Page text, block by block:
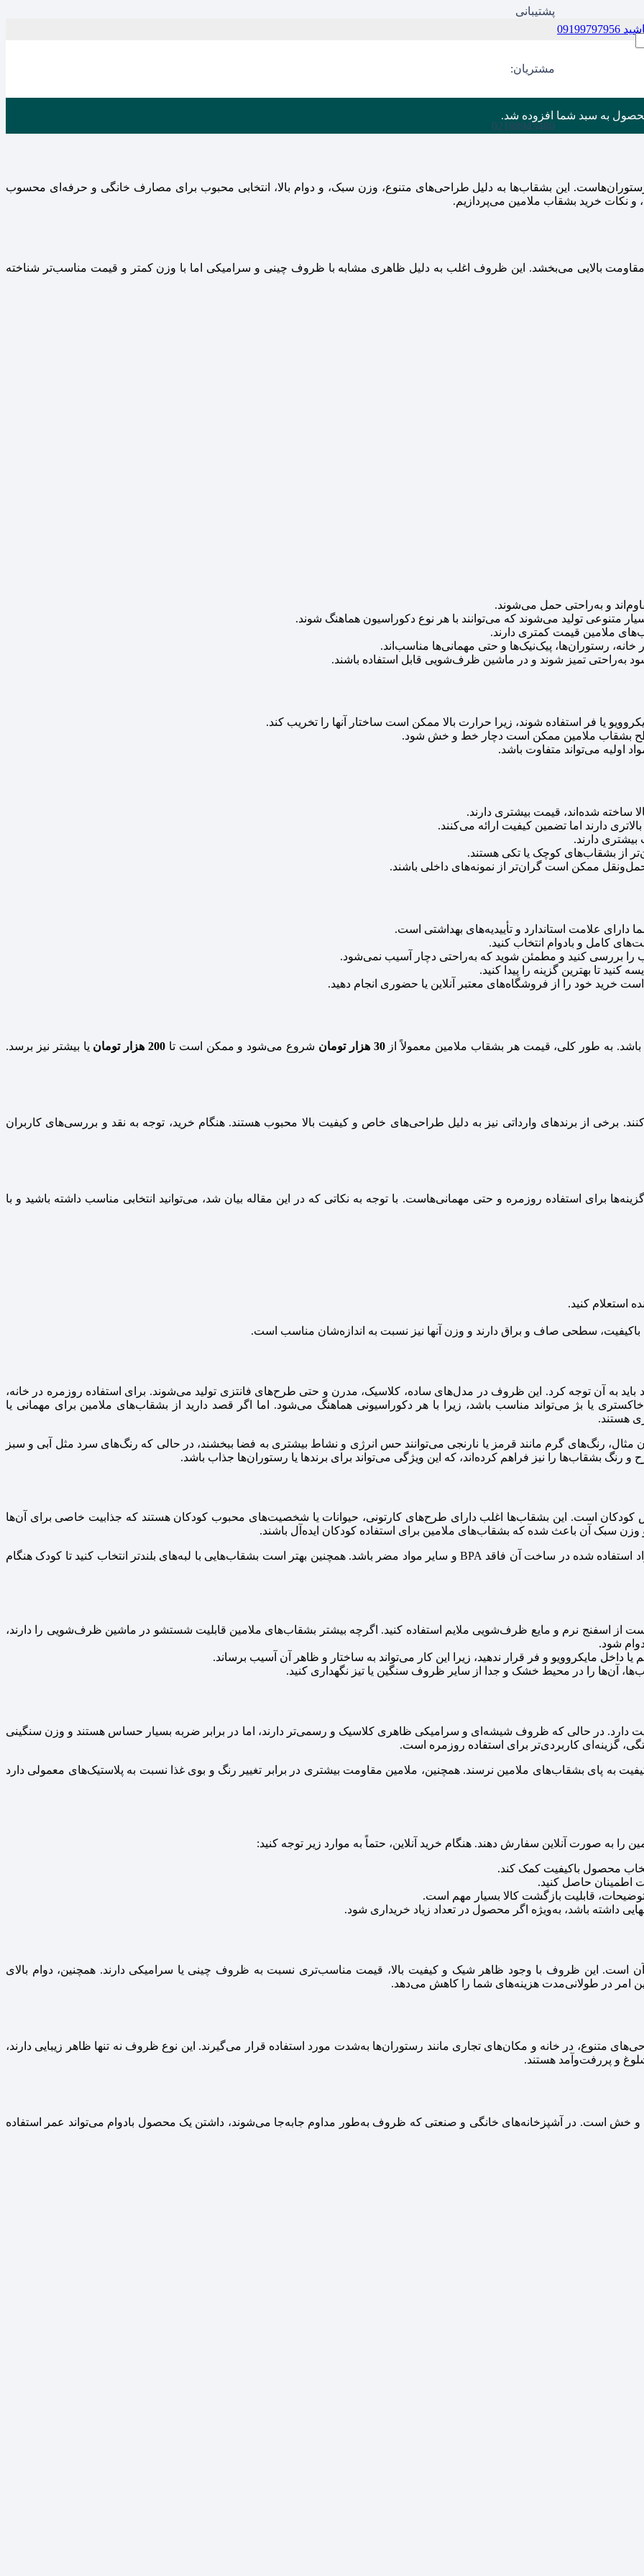
پشتیبانی
مشتریان:
02188943480
به سبد شما افزوده شد.
رستوران‌هاست. این بشقاب‌ها به دلیل طراحی‌های متنوع، وزن سبک، و دوام بالا، انتخابی محبوب برای مصارف خانگی و حرفه‌ای محسوب
و نکات خرید بشقاب ملامین می‌پردازیم.
بالایی می‌بخشد. این ظروف اغلب به دلیل ظاهری مشابه با ظروف چینی و سرامیکی اما با وزن کمتر و قیمت مناسب‌تر شناخته
و به‌راحتی حمل می‌شوند.
متنوعی تولید می‌شوند که می‌توانند با هر نوع دکوراسیون هماهنگ شوند.
ملامین قیمت کمتری دارند.
خانه، رستوران‌ها، پیک‌نیک‌ها و حتی مهمانی‌ها مناسب‌اند.
تمیز شوند و در ماشین ظرف‌شویی قابل استفاده باشند.
یا فر استفاده شوند، زیرا حرارت بالا ممکن است ساختار آنها را تخریب کند.
سطح بشقاب ملامین ممکن است دچار خط و خش شود.
اولیه می‌تواند متفاوت باشد.
ساخته شده‌اند، قیمت بیشتری دارند.
دارند اما تضمین کیفیت ارائه می‌کنند.
دارند.
از بشقاب‌های کوچک یا تکی هستند.
ممکن است گران‌تر از نمونه‌های داخلی باشند.
علامت استاندارد و تأییدیه‌های بهداشتی است.
کامل و بادوام انتخاب کنید.
را بررسی کنید و مطمئن شوید که به‌راحتی دچار آسیب نمی‌شود.
تا بهترین گزینه را پیدا کنید.
است خرید خود را از فروشگاه‌های معتبر آنلاین یا حضوری انجام دهید.
به طور کلی، قیمت هر بشقاب ملامین معمولاً از30 هزار تومان شروع می‌شود و ممکن است تا 200 هزار تومان
یا بیشتر نیز برسد.
برخی از برندهای وارداتی نیز به دلیل طراحی‌های خاص و کیفیت بالا محبوب هستند. هنگام خرید، توجه به نقد و بررسی‌های کاربران
برای استفاده روزمره و حتی مهمانی‌هاست. با توجه به نکاتی که در این مقاله بیان شد، می‌توانید انتخابی مناسب داشته باشید و با
استعلام کنید.
سطحی صاف و براق دارند و وزن آنها نیز نسبت به اندازه‌شان مناسب است.
به آن توجه کرد. این ظروف در مدل‌های ساده، کلاسیک، مدرن و حتی طرح‌های فانتزی تولید می‌شوند. برای استفاده روزمره در خانه،
یا بژ می‌تواند مناسب باشد، زیرا با هر دکوراسیونی هماهنگ می‌شود. اما اگر قصد دارید از بشقاب‌های ملامین برای مهمانی یا
هستند.
مثال، رنگ‌های گرم مانند قرمز یا نارنجی می‌توانند حس انرژی و نشاط بیشتری به فضا ببخشند، در حالی که رنگ‌های سرد مثل آبی و سبز
بشقاب‌ها را نیز فراهم کرده‌اند، که این ویژگی می‌تواند برای برندها یا رستوران‌ها جذاب باشد.
کودکان است. این بشقاب‌ها اغلب دارای طرح‌های کارتونی، حیوانات یا شخصیت‌های محبوب کودکان هستند که جذابیت خاصی برای آن‌ها
وزن سبک آن باعث شده که بشقاب‌های ملامین برای استفاده کودکان ایده‌آل باشند.
هنگام خرید بشقاب ملامین برای کودکان، اطمینان حاصل کنید که مواد استفاده شده در ساخت آن فاقد BPA و سایر مواد مضر باشد. همچنین بهتر است بشقاب‌هایی با لبه‌های بلندتر انتخاب کنید تا کودک هنگام
از اسفنج نرم و مایع ظرف‌شویی ملایم استفاده کنید. اگرچه بیشتر بشقاب‌های ملامین قابلیت شستشو در ماشین ظرف‌شویی را دارند،
شود.
مایکروویو و فر قرار ندهید، زیرا این کار می‌تواند به ساختار و ظاهر آن آسیب برساند.
آن‌ها را در محیط خشک و جدا از سایر ظروف سنگین یا تیز نگهداری کنید.
در حالی که ظروف شیشه‌ای و سرامیکی ظاهری کلاسیک و رسمی‌تر دارند، اما در برابر ضربه بسیار حساس هستند و وزن سنگینی
گزینه‌ای کاربردی‌تر برای استفاده روزمره است.
پای بشقاب‌های ملامین نرسند. همچنین، ملامین مقاومت بیشتری در برابر تغییر رنگ و بوی غذا نسبت به پلاستیک‌های معمولی دارد
را به صورت آنلاین سفارش دهند. هنگام خرید آنلاین، حتماً به موارد زیر توجه کنید:
محصول باکیفیت کمک کند.
اطمینان حاصل کنید.
قابلیت بازگشت کالا بسیار مهم است.
داشته باشد، به‌ویژه اگر محصول در تعداد زیاد خریداری شود.
است. این ظروف با وجود ظاهر شیک و کیفیت بالا، قیمت مناسب‌تری نسبت به ظروف چینی یا سرامیکی دارند. همچنین، دوام بالای
امر در طولانی‌مدت هزینه‌های شما را کاهش می‌دهد.
متنوع، در خانه و مکان‌های تجاری مانند رستوران‌ها به‌شدت مورد استفاده قرار می‌گیرند. این نوع ظروف نه تنها ظاهر زیبایی دارند،
و پررفت‌وآمد هستند.
خش است. در آشپزخانه‌های خانگی و صنعتی که ظروف به‌طور مداوم جابه‌جا می‌شوند، داشتن یک محصول بادوام می‌تواند عمر استفاده